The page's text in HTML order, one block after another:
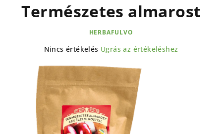
Természetes almarost
HERBAFULVO
A
átlagos
értékelése
ből
0,0
csillag.
Nincs értékelés Ugrás az értékeléshez